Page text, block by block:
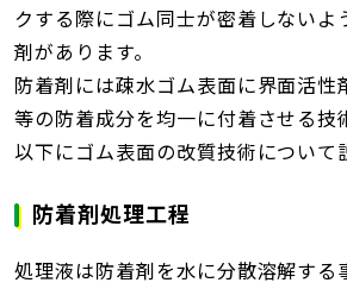
クする際にゴム同士が密着しないよ
剤があります。
防着剤には疎水ゴム表面に界面活性
等の防着成分を均一に付着させる技
以下にゴム表面の改質技術について
防着剤処理工程
処理液は防着剤を水に分散溶解する